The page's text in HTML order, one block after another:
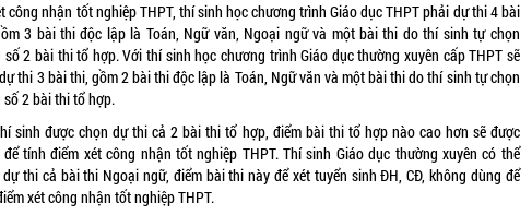
công nhận tốt nghiệp THPT, thí sinh học chương trình Giáo dục THPT phải dự thi 4 bài
3 bài thi độc lập là Toán, Ngữ văn, Ngoại ngữ và một bài thi do thí sinh tự chọn
số 2 bài thi tổ hợp. Với thí sinh học chương trình Giáo dục thường xuyên cấp THPT sẽ
thi 3 bài thi, gồm 2 bài thi độc lập là Toán, Ngữ văn và một bài thi do thí sinh tự chọn
số 2 bài thi tổ hợp.
sinh được chọn dự thi cả 2 bài thi tổ hợp, điểm bài thi tổ hợp nào cao hơn sẽ được
tính điểm xét công nhận tốt nghiệp THPT. Thí sinh Giáo dục thường xuyên có thể
thi cả bài thi Ngoại ngữ, điểm bài thi này để xét tuyển sinh ĐH, CĐ, không dùng để
xét công nhận tốt nghiệp THPT.